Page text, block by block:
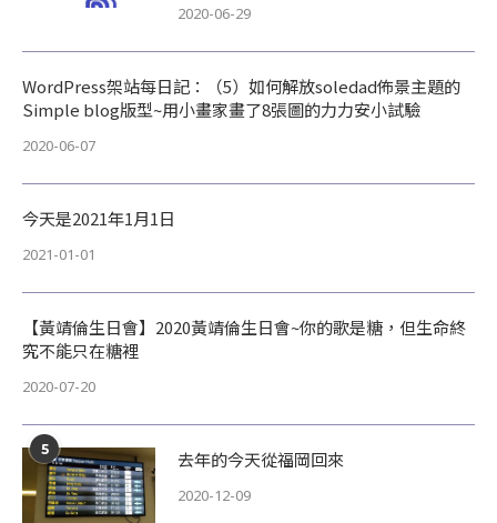
2020-06-29
WordPress架站每日記：（5）如何解放soledad佈景主題的
Simple blog版型~用小畫家畫了8張圖的力力安小試驗
2020-06-07
今天是2021年1月1日
2021-01-01
【黃靖倫生日會】2020黃靖倫生日會~你的歌是糖，但生命終
究不能只在糖裡
2020-07-20
5 去年的今天從福岡回來
2020-12-09